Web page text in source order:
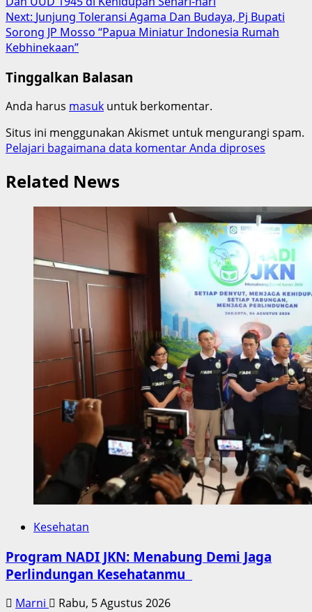
Next: Junjung Toleransi Agama Dan Budaya, Pj Bupati
Sorong JP Mosso “Papua Miniatur Indonesia Rumah
Kebhinekaan”
Tinggalkan Balasan
Anda harus masuk untuk berkomentar.
Situs ini menggunakan Akismet untuk mengurangi spam.
Pelajari bagaimana data komentar Anda diproses
Related News
Kesehatan
Program NADI JKN: Menabung Demi Jaga
Perlindungan Kesehatanmu
Marni Rabu, 5 Agustus 2026